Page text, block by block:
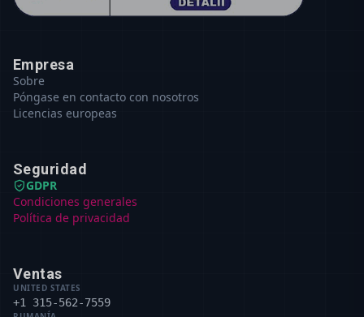
Empresa
Sobre
Póngase en contacto con nosotros
Licencias europeas
Seguridad
GDPR
Condiciones generales
Política de privacidad
Ventas
UNITED STATES
+1 315-562-7559